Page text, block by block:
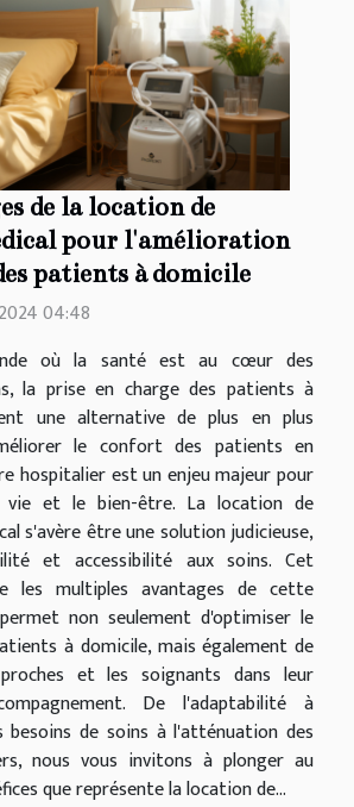
de la location de
pour l'amélioration
patients à domicile
04:48
où la santé est au cœur des
la prise en charge des patients à
une alternative de plus en plus
le confort des patients en
hospitalier est un enjeu majeur pour
et le bien-être. La location de
s'avère être une solution judicieuse,
et accessibilité aux soins. Cet
les multiples avantages de cette
non seulement d'optimiser le
à domicile, mais également de
et les soignants dans leur
De l'adaptabilité à
besoins de soins à l'atténuation des
nous vous invitons à plonger au
que représente la location de...